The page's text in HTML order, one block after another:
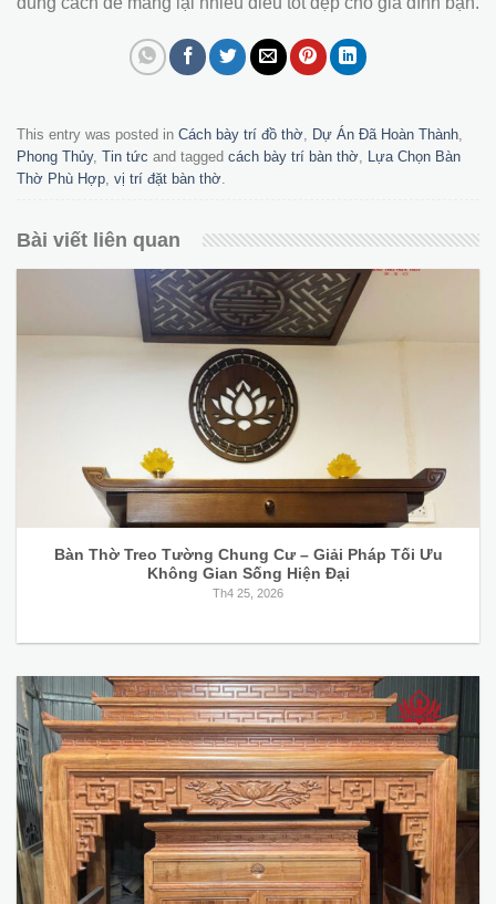
This entry was posted in Cách bày trí đồ thờ Dự Án Đã Hoàn Thành
Phong Thủy, Tin tức and tagged cách bày trí bàn thờ
Lựa Chọn Bàn
Thờ Phù Hợp vị trí đặt bàn thờ
Bài viết liên quan
Bàn Thờ Treo Tường Chung Cư – Giải Pháp Tối Ưu
Không Gian Sống Hiện Đại
Th4 25, 2026